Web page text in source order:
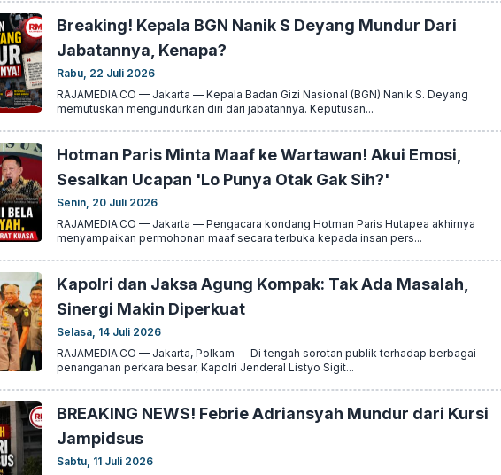
Breaking! Kepala BGN Nanik S Deyang Mundur Dari
Jabatannya, Kenapa?
Rabu, 22 Juli 2026
RAJAMEDIA.CO — Jakarta — Kepala Badan Gizi Nasional (BGN) Nanik S. Deyang
memutuskan mengundurkan diri dari jabatannya. Keputusan...
Hotman Paris Minta Maaf ke Wartawan! Akui Emosi,
Sesalkan Ucapan 'Lo Punya Otak Gak Sih?'
Senin, 20 Juli 2026
RAJAMEDIA.CO — Jakarta — Pengacara kondang Hotman Paris Hutapea akhirnya
menyampaikan permohonan maaf secara terbuka kepada insan pers...
Kapolri dan Jaksa Agung Kompak: Tak Ada Masalah,
Sinergi Makin Diperkuat
Selasa, 14 Juli 2026
RAJAMEDIA.CO — Jakarta, Polkam — Di tengah sorotan publik terhadap berbagai
penanganan perkara besar, Kapolri Jenderal Listyo Sigit...
BREAKING NEWS! Febrie Adriansyah Mundur dari Kursi
Jampidsus
Sabtu, 11 Juli 2026